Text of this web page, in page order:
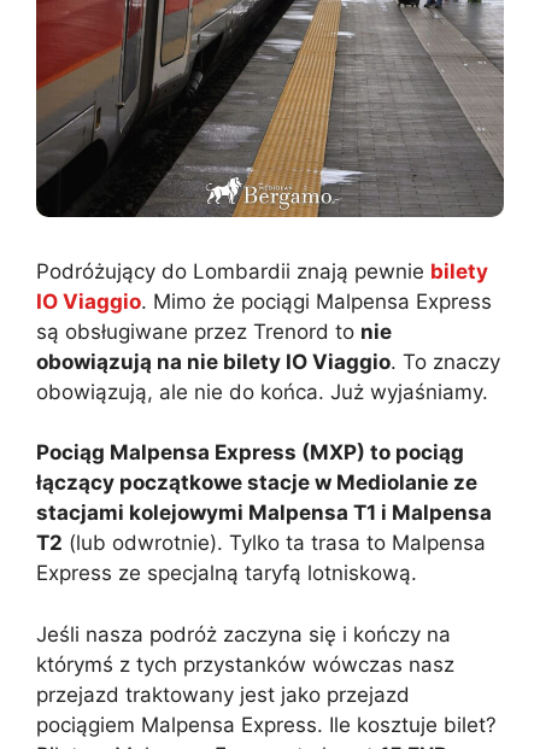
Podróżujący do Lombardii znają pewnie bilety
IO Viaggio. Mimo że pociągi Malpensa Express
są obsługiwane przez Trenord to nie
obowiązują na nie bilety IO Viaggio. To znaczy
obowiązują, ale nie do końca. Już wyjaśniamy.
Pociąg Malpensa Express (MXP) to pociąg
łączący początkowe stacje w Mediolanie ze
stacjami kolejowymi Malpensa T1 i Malpensa
T2 (lub odwrotnie). Tylko ta trasa to Malpensa
Express ze specjalną taryfą lotniskową.
Jeśli nasza podróż zaczyna się i kończy na
którymś z tych przystanków wówczas nasz
przejazd traktowany jest jako przejazd
pociągiem Malpensa Express. Ile kosztuje bilet?